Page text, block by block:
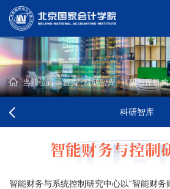
当前位置：首页-科研智库-科研智库机构
科研智库
智能财务与控制
智能财务与系统控制研究中心以“智能财务